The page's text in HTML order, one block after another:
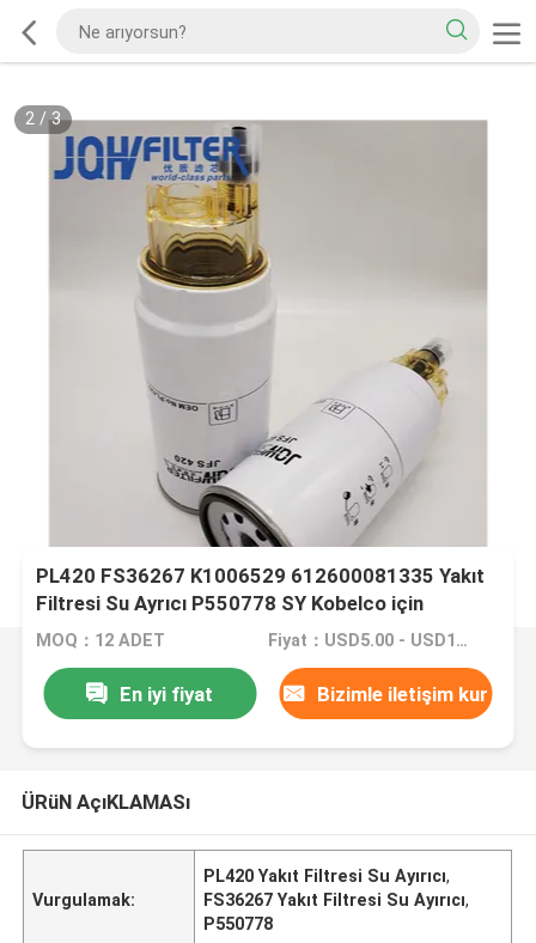
2/3
PL420 FS36267 K1006529 612600081335 Yakıt
Filtresi Su Ayrıcı P550778 SY Kobelco için
MOQ：12 ADET Fiyat：USD5.00 - USD10.00 /PC
En iyi fiyat Bizimle iletişim kur
ÜRüN AçıKLAMASı
Vurgulamak:
PL420 Yakıt Filtresi Su Ayırıcı,
FS36267 Yakıt Filtresi Su Ayırıcı,
P550778